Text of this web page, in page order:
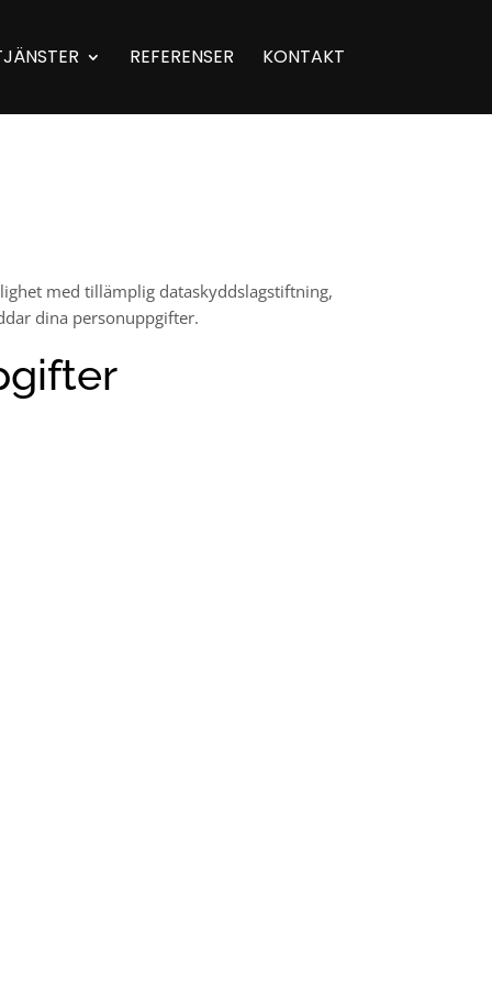
REFERENSER KONTAKT
med tillämplig dataskyddslagstiftning,
dina personuppgifter.